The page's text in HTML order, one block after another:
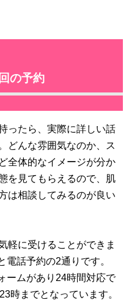
の予約
ったら、実際に詳しい話
どんな雰囲気なのか、ス
全体的なイメージが分か
を見てもらえるので、肌
は相談してみるのが良い
軽に受けることができま
話予約の2通りです。
ームがあり24時間対応で
時までとなっています。